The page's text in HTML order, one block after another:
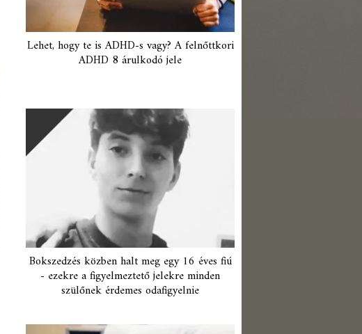
Lehet, hogy te is ADHD-s vagy? A felnőttkori
ADHD 8 árulkodó jele
Bokszedzés közben halt meg egy 16 éves fiú
- ezekre a figyelmeztető jelekre minden
szülőnek érdemes odafigyelnie